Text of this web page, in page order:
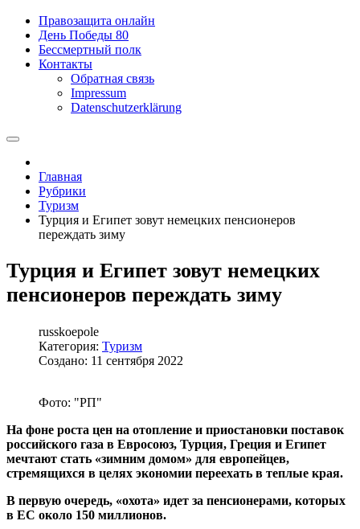
Правозащита онлайн
День Победы 80
Бессмертный полк
Контакты
Обратная связь
Impressum
Datenschutzerklärung
Главная
Рубрики
Туризм
Турция и Египет зовут немецких пенсионеров
переждать зиму
Турция и Египет зовут немецких
пенсионеров переждать зиму
russkoepole
Категория: Туризм
Создано: 11 сентября 2022
Фото: "РП"
На фоне роста цен на отопление и приостановки поставок
российского газа в Евросоюз, Турция, Греция и Египет
мечтают стать «зимним домом» для европейцев,
стремящихся в целях экономии переехать в теплые края.
В первую очередь, «охота» идет за пенсионерами, которых
в ЕС около 150 миллионов.